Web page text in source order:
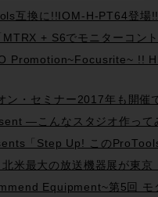
互換に!!IOM-H-PT64登場!!
+ S6でモニターコン
Promotion~Focusrite~ !!
ン・セミナー2017年も開催
—こんなスタジオ作って
「Step Up! この
米最大の放送機器展が東京
Equipment~第5回 モ